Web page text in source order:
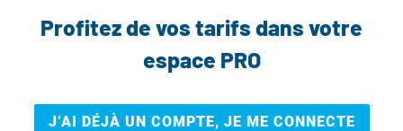
Profitez de vos tarifs dans votre
espace PRO
J’AI DÉJÀ UN COMPTE, JE ME CONNECTE